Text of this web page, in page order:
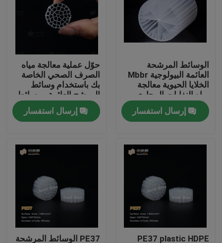
معلومات عنا
مراقبة الجودة
اتصل بنا
مدونة
اطلب اقتباس
الوسائط المرشحة MBBR
MBBR بيو ميديا
الوسائط المرشحة
العائمة البيولوجية Mbbr
الخلايا الحيوية معالجة
مياه النفايات المجاري
إرسال استفسار
حوّل عملية معالجة مياه
الصرف الصحي الخاصة
بك باستخدام وسائط
المرشح العائمة - وسائط
مرشح MBBR الحيوية
الأكثر فعاليةإرسال استفسار
PE37 plastic HDPE PE37 الوسائط المرشحة